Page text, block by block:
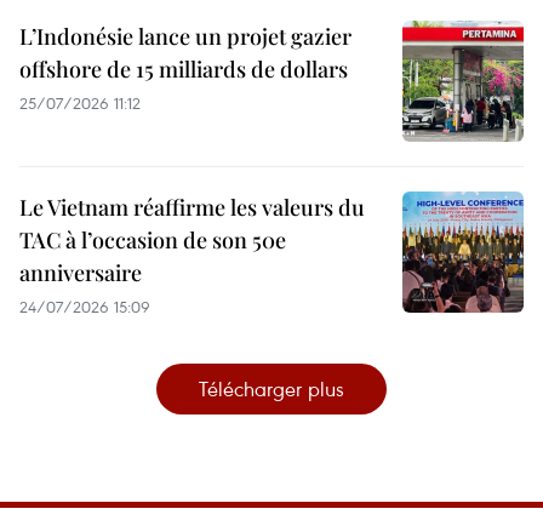
L’Indonésie lance un projet gazier
offshore de 15 milliards de dollars
25/07/2026 11:12
Le Vietnam réaffirme les valeurs du
TAC à l’occasion de son 50e
anniversaire
24/07/2026 15:09
Télécharger plus